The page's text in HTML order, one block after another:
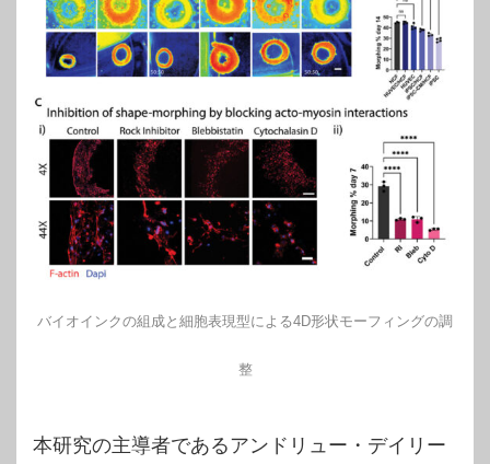
バイオインクの組成と細胞表現型による4D形状モーフィングの調
整
本研究の主導者であるアンドリュー・デイリー